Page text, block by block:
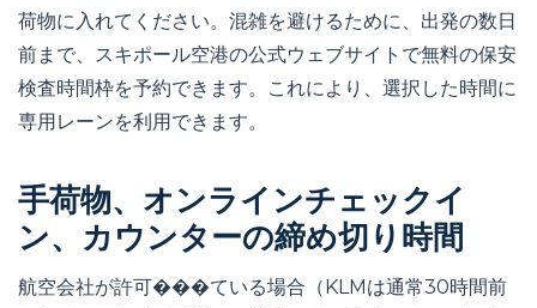
荷物に入れてください。混雑を避けるために、出発の数日
前まで、スキポール空港の公式ウェブサイトで無料の保安
検査時間枠を予約できます。これにより、選択した時間に
専用レーンを利用できます。
手荷物、オンラインチェックイ
ン、カウンターの締め切り時間
航空会社が許可���ている場合（KLMは通常30時間前